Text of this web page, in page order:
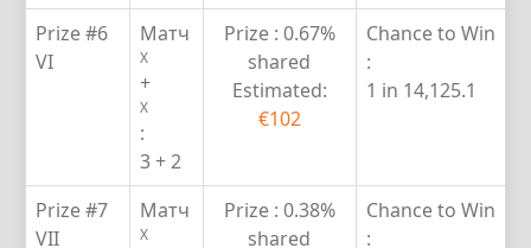
Prize #6
VI
Матч
X
+
X
:
3 + 2
Prize : 0.67%
shared
Estimated:
€102
Chance to Win
:
1 in 14,125.1
Prize #7
VII
Матч
X
Prize : 0.38%
shared
Chance to Win
: